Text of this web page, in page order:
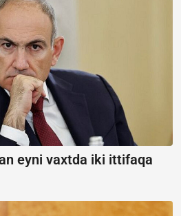
eyni vaxtda iki ittifaqa